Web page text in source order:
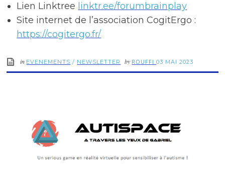
Lien Linktree linktr.ee/forumbrainplay
Site internet de l’association CogitErgo :
https://cogitergo.fr/
in EVENEMENTS / NEWSLETTER by ROUFFI03 MAI 2023